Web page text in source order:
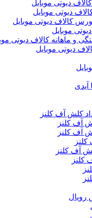
دیوتی موبایل
دیوتی موبایل
کالاف دیوتی موبایل
موبایل
و ماهانه کالاف دیوتی
دیوتی موبایل
آیدی
کلش آف کلنز
آف کلنز
آف کلنز
آف کلنز
کلنز
رویال